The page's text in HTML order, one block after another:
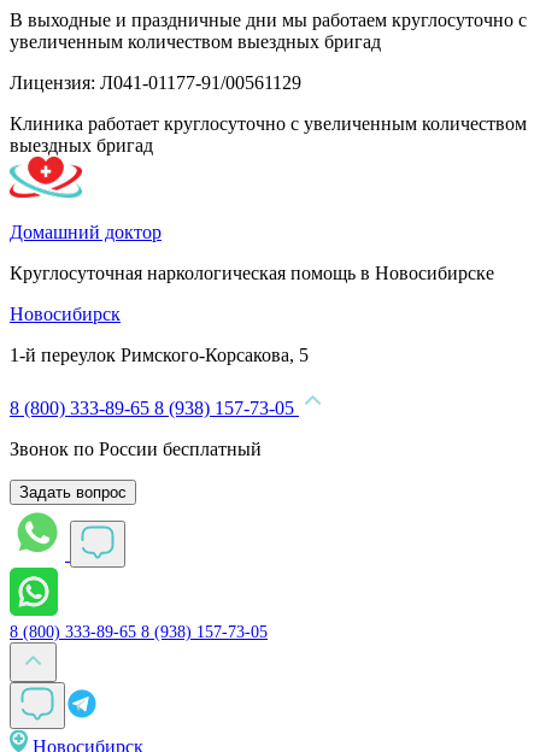
В выходные и праздничные дни мы работаем круглосуточно с
увеличенным количеством выездных бригад
Лицензия: Л041-01177-91/00561129
Клиника работает круглосуточно с увеличенным количеством
выездных бригад
Домашний доктор
Круглосуточная наркологическая помощь в Новосибирске
Новосибирск
1-й переулок Римского-Корсакова, 5
8 (800) 333-89-65 8 (938) 157-73-05
Звонок по России бесплатный
Задать вопрос
8 (800) 333-89-65 8 (938) 157-73-05
Новосибирск